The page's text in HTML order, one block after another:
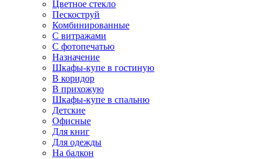
Цветное стекло
Пескоструй
Комбинированные
С витражами
С фотопечатью
Назначение
Шкафы-купе в гостиную
В коридор
В прихожую
Шкафы-купе в спальню
Детские
Офисные
Для книг
Для одежды
На балкон